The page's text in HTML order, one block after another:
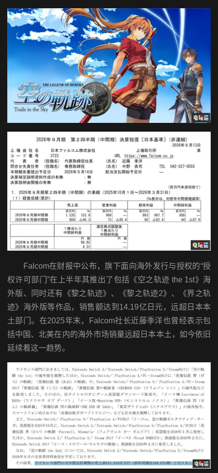
Falcom在财报中公布，旗下面向海外发行与授权的“授
权许可部门”在上半年其推出了包括《空之轨迹 the 1st》海
外版、同时还有《黎之轨迹》、《黎之轨迹2》、《界之轨
迹》海外版等作品，销售额达到14.19亿日元，远超日本本
土部门。在2025年末，Falcom社长近藤季洋也曾经表示包
括中国、北美在内的海外市场销量远超日本本土，如今依旧
延续着这一趋势。